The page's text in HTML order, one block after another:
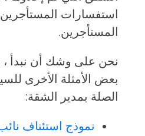
استفسارات
المستأجرين.
نحن على وشك أن نبدأ ،
بعض الأمثلة الأخرى
الصلة بمدير الشقة:
نموذج استئناف